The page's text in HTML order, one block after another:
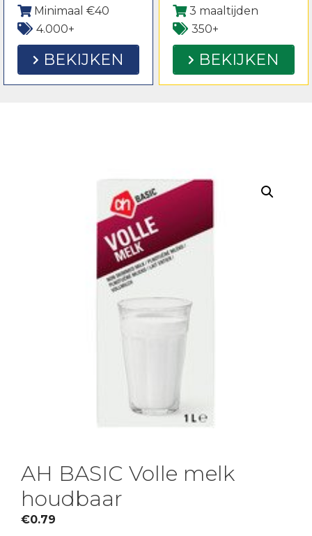
Minimaal €40
4.000+
BEKIJKEN
3 maaltijden
350+
BEKIJKEN
AH BASIC Volle melk
houdbaar
€0.79